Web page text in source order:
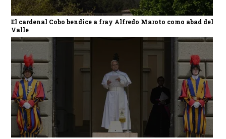
El cardenal Cobo bendice a fray Alfredo Maroto como abad del
Valle